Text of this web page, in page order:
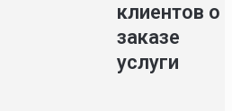
клиентов о
заказе
услуги